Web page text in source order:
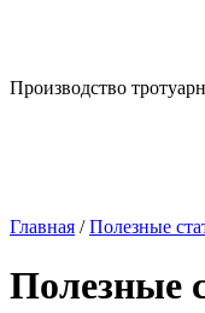
Производство
Главная / Полезные
Полезные